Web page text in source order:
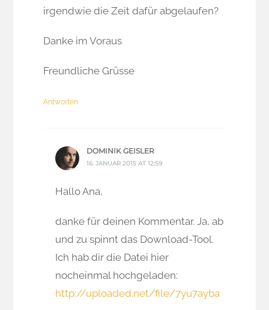
irgendwie die Zeit dafür abgelaufen?
Danke im Voraus
Freundliche Grüsse
Antworten
DOMINIK GEISLER
16. JANUAR 2015 AT 12:59
Hallo Ana,
danke für deinen Kommentar. Ja, ab
und zu spinnt das Download-Tool.
Ich hab dir die Datei hier
nocheinmal hochgeladen:
http://uploaded.net/file/7yu7ayba